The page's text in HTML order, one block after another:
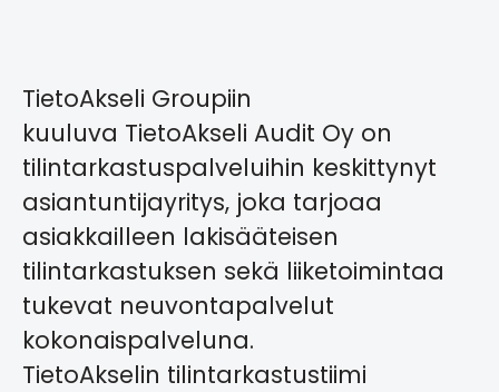
TietoAkseli Groupiin
kuuluva TietoAkseli Audit Oy on
tilintarkastuspalveluihin keskittynyt
asiantuntijayritys, joka tarjoaa
asiakkailleen lakisääteisen
tilintarkastuksen sekä liiketoimintaa
tukevat neuvontapalvelut
kokonaispalveluna.
TietoAkselin tilintarkastustiimi